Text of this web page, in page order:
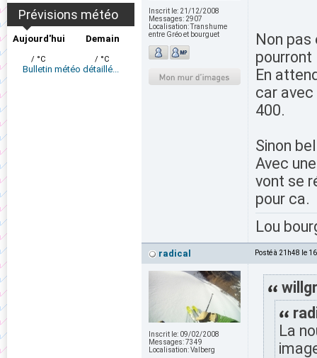
Prévisions météo
Aujourd'hui
/ °C
Demain
/ °C
Bulletin météo détaillé...
Inscrit le: 21/12/2008
Messages: 2907
Localisation:Transhume
entre Gréo et bourguet
Non pas
pourront
En
car
400.
Sinon
Avec
vont se
pour ca.
Lou
radical Posté à 21h48 le
Inscrit le: 09/02/2008
Messages:7349
Localisation:Valberg
La